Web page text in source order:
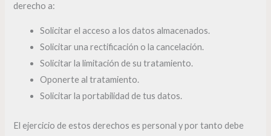
derecho a:
Solicitar el acceso a los datos almacenados.
Solicitar una rectificación o la cancelación.
Solicitar la limitación de su tratamiento.
Oponerte al tratamiento.
Solicitar la portabilidad de tus datos.
El ejercicio de estos derechos es personal y por tanto debe